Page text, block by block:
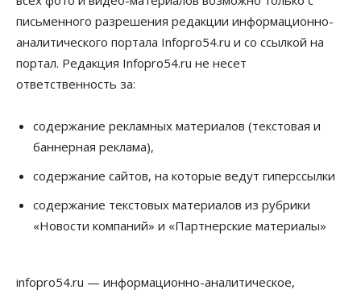
05 Августа 2026, 14:00
Недвижимость
Открыты продажи квартир нового дома в
квартале «Цветной бульвар» ГК «Расцветай»
05 Августа 2026, 13:23
Власть Общество
Ночные маршруты автобусов предлагают ввести
в Новосибирской области
Право&Порядок
Новосибирец пытался провезти из Таиланда
кондитерские изделия с наркотиками
Бизнес Власть
письменного разрешения редакции информационно-
аналитического портала Infopro54.ru и со ссылкой на
портал. Редакция Infopro54.ru не несет
ответственность за:
содержание рекламных материалов (текстовая и
баннерная реклама),
содержание сайтов, на которые ведут гиперссылки
содержание текстовых материалов из рубрики
«Новости компаний» и «Партнерские материалы»
infopro54.ru — информационно-аналитическое,